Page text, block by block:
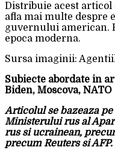
Distribuie acest
afla mai multe despre
guvernului american.
epoca moderna.
Sursa imaginii:
Subiecte abordate in
Biden, Moscova, NATO
Articolul se bazeaza
Ministerului rus al
rus si ucrainean,
precum Reuters si AFP.